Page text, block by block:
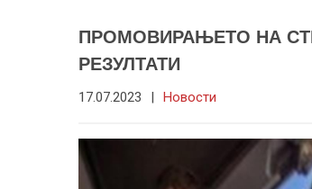
ПРОМОВИРАЊЕТО НА
РЕЗУЛТАТИ
17.07.2023 | Новости